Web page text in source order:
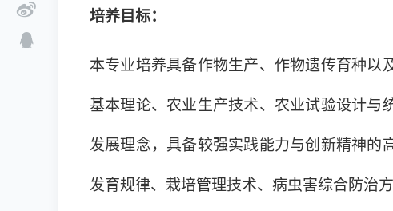
培养目标：
本专业培养具备作物生产、作物遗传育种以
基本理论、农业生产技术、农业试验设计与
发展理念，具备较强实践能力与创新精神的
发育规律、栽培管理技术、病虫害综合防治